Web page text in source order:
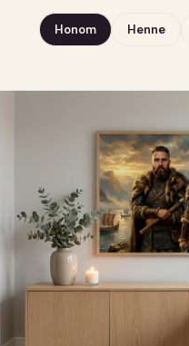
Honom Henne